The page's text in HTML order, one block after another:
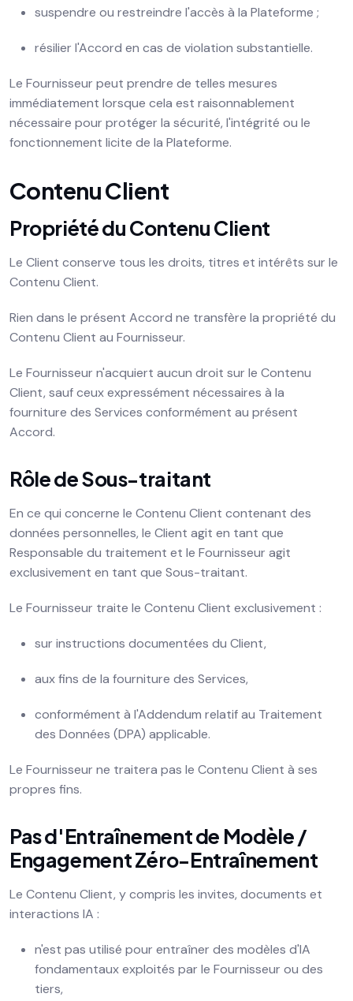
suspendre ou restreindre l'accès à la Plateforme ;
résilier l'Accord en cas de violation substantielle.
Le Fournisseur peut prendre de telles mesures
immédiatement lorsque cela est raisonnablement
nécessaire pour protéger la sécurité, l'intégrité ou le
fonctionnement licite de la Plateforme.
Contenu Client
Propriété du Contenu Client
Le Client conserve tous les droits, titres et intérêts sur le
Contenu Client.
Rien dans le présent Accord ne transfère la propriété du
Contenu Client au Fournisseur.
Le Fournisseur n'acquiert aucun droit sur le Contenu
Client, sauf ceux expressément nécessaires à la
fourniture des Services conformément au présent
Accord.
Rôle de Sous-traitant
En ce qui concerne le Contenu Client contenant des
données personnelles, le Client agit en tant que
Responsable du traitement et le Fournisseur agit
exclusivement en tant que Sous-traitant.
Le Fournisseur traite le Contenu Client exclusivement :
sur instructions documentées du Client,
aux fins de la fourniture des Services,
conformément à l'Addendum relatif au Traitement
des Données (DPA) applicable.
Le Fournisseur ne traitera pas le Contenu Client à ses
propres fins.
Pas d'Entraînement de Modèle /
Engagement Zéro-Entraînement
Le Contenu Client, y compris les invites, documents et
interactions IA :
n'est pas utilisé pour entraîner des modèles d'IA
fondamentaux exploités par le Fournisseur ou des
tiers,